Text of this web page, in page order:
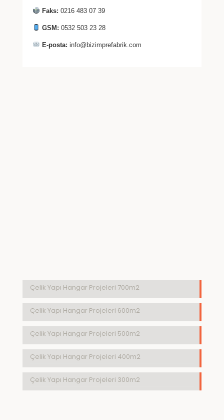
Faks: 0216 483 07 39
GSM: 0532 503 23 28
E-posta: info@bizimprefabrik.com
Çelik Yapı Hangar Projeleri 700m2
Çelik Yapı Hangar Projeleri 600m2
Çelik Yapı Hangar Projeleri 500m2
Çelik Yapı Hangar Projeleri 400m2
Çelik Yapı Hangar Projeleri 300m2